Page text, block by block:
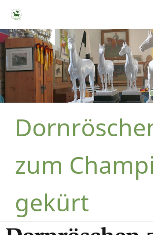
zum
gekürt